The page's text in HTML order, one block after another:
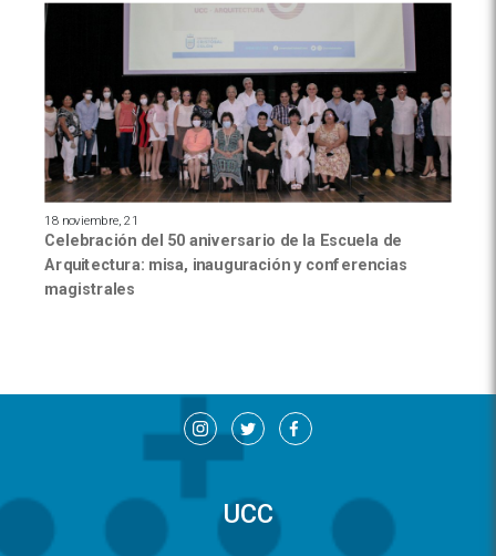
18 noviembre, 21
Celebración del 50 aniversario de la Escuela de
Arquitectura: misa, inauguración y conferencias
magistrales
UCC